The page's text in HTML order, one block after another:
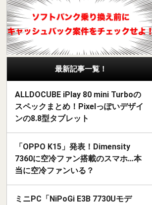
最新記事一覧！
ALLDOCUBE iPlay 80 mini Turboの
スペックまとめ！Pixelっぽいデザイ
ンの8.8型タブレット
「OPPO K15」発表！Dimensity
7360に空冷ファン搭載のスマホ…本
当に空冷ファンいる？
ミニPC「NiPoGi E3B 7730Uモデ